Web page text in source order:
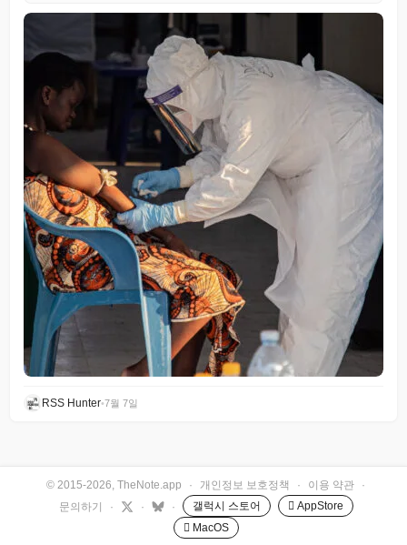
RSS Hunter•7월 7일
© 2015-2026, TheNote.app · 개인정보 보호정책 · 이용 약관
·
문의하기
· · · 갤럭시 스토어
 AppStore
 MacOS